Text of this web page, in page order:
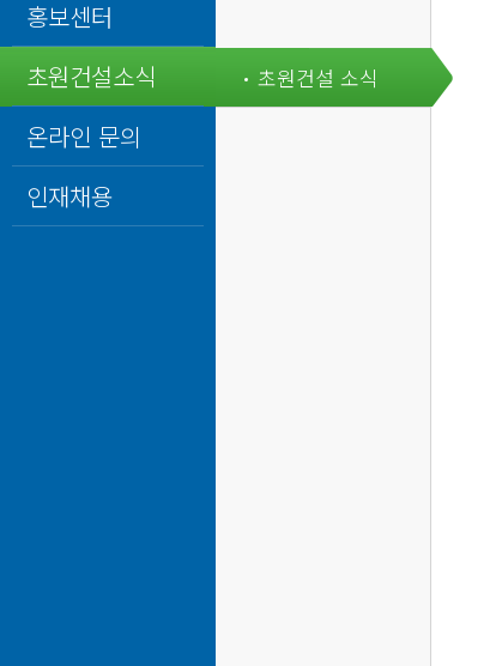
홍보센터
초원건설소식
초원건설 소식
온라인 문의
인재채용